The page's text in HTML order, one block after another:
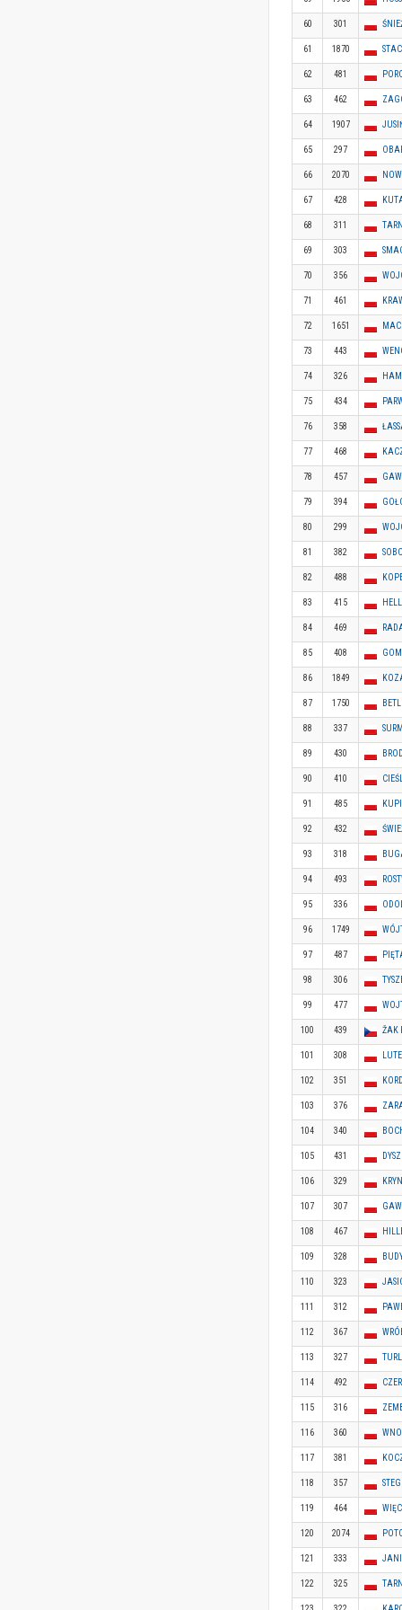
60 301
61 1870
62 481
63 462
64 1907
65 297
66 2070
67 428
68 311
69 303
70 356
71 461
72 1651
73 443
74 326
75 434
76 358
77 468
78 457
79 394
80 299
81 382
82 488
83 415
84 469
85 408
86 1849
87 1750
88 337
89 430
90 410
91 485
92 432
93 318
94 493
95 336
96 1749
97 487
98 306
99 477
100 439 ŽAK
101 308
102 351
103 376
104 340
105 431
106 329
107 307
108 467
109 328
110 323
111 312
112 367
113 327
114 492
115 316
116 360
117 381
118 357
119 464
120 2074
121 333
122 325